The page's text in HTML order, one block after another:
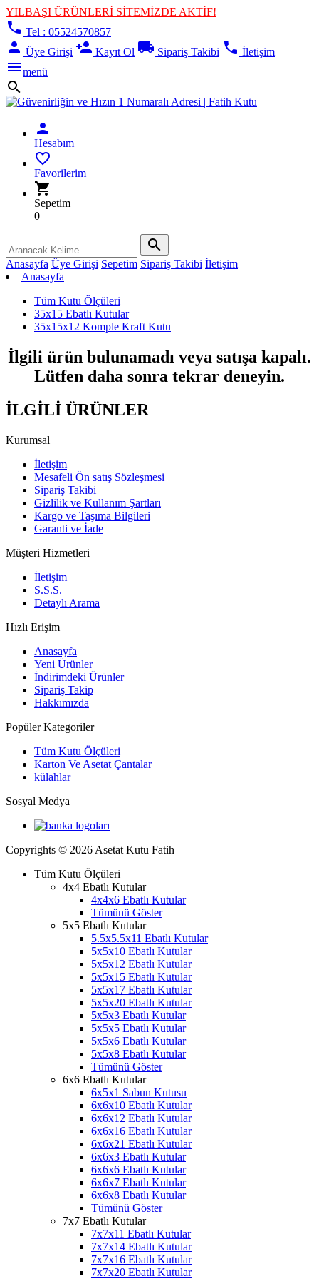
YILBAŞI ÜRÜNLERİ SİTEMİZDE AKTİF!
phone Tel : 05524570857
person Üye Girişi person_add Kayıt Ol local_shipping Sipariş Takibi phone İletişim
menumenü
search
person
Hesabım
favorite_border
Favorilerim
shopping_cart
Sepetim
0
search
Anasayfa Üye Girişi Sepetim Sipariş Takibi İletişim
Anasayfa
Tüm Kutu Ölçüleri
35x15 Ebatlı Kutular
35x15x12 Komple Kraft Kutu
İlgili ürün bulunamadı veya satışa kapalı.
Lütfen daha sonra tekrar deneyin.
İLGİLİ ÜRÜNLER
Kurumsal
İletişim
Mesafeli Ön satış Sözleşmesi
Sipariş Takibi
Gizlilik ve Kullanım Şartları
Kargo ve Taşıma Bilgileri
Garanti ve İade
Müşteri Hizmetleri
İletişim
S.S.S.
Detaylı Arama
Hızlı Erişim
Anasayfa
Yeni Ürünler
İndirimdeki Ürünler
Sipariş Takip
Hakkımızda
Popüler Kategoriler
Tüm Kutu Ölçüleri
Karton Ve Asetat Çantalar
külahlar
Sosyal Medya
Copyrights © 2026 Asetat Kutu Fatih
Tüm Kutu Ölçüleri
4x4 Ebatlı Kutular
4x4x6 Ebatlı Kutular
Tümünü Göster
5x5 Ebatlı Kutular
5.5x5.5x11 Ebatlı Kutular
5x5x10 Ebatlı Kutular
5x5x12 Ebatlı Kutular
5x5x15 Ebatlı Kutular
5x5x17 Ebatlı Kutular
5x5x20 Ebatlı Kutular
5x5x3 Ebatlı Kutular
5x5x5 Ebatlı Kutular
5x5x6 Ebatlı Kutular
5x5x8 Ebatlı Kutular
Tümünü Göster
6x6 Ebatlı Kutular
6x5x1 Sabun Kutusu
6x6x10 Ebatlı Kutular
6x6x12 Ebatlı Kutular
6x6x16 Ebatlı Kutular
6x6x21 Ebatlı Kutular
6x6x3 Ebatlı Kutular
6x6x6 Ebatlı Kutular
6x6x7 Ebatlı Kutular
6x6x8 Ebatlı Kutular
Tümünü Göster
7x7 Ebatlı Kutular
7x7x11 Ebatlı Kutular
7x7x14 Ebatlı Kutular
7x7x16 Ebatlı Kutular
7x7x20 Ebatlı Kutular